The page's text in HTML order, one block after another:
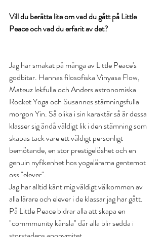
Vill du berätta lite om vad du gått på Little
Peace och vad du erfarit av det?
Jag har smakat på många av Little Peace's
godbitar. Hannas filosofiska Vinyasa Flow,
Mateuz lekfulla och Anders astronomiska
Rocket Yoga och Susannes stämningsfulla
morgon Yin. Så olika i sin karaktär så är dessa
klasser sig ändå väldigt lik i den stämning som
skapas tack vare ett väldigt personligt
bemötande, en stor prestigelöshet och en
genuin nyfikenhet hos yogalärarna gentemot
oss "elever".
Jag har alltid känt mig väldigt välkommen av
alla lärare och elever i de klassar jag har gått.
På Little Peace bidrar alla att skapa en
"commmunity känsla" där alla blir sedda i